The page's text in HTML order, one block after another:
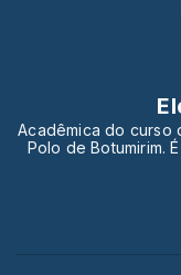
Acadêmica do curso
Polo de Botumirim.